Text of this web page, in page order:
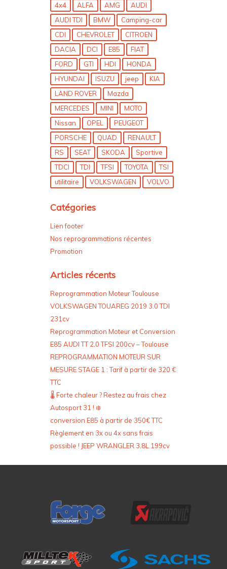
4x4 ALFA AMG
AUDI
AUDI TDI
BMW
Camping-car
CDI
CHEVROLET
CITROEN
DACIA
DCI E85
FIAT
FORD
GTI HDI
HONDA
HYUNDAI
ISUZU jeep
KIA
LAND ROVER
Mazda
MERCEDES
MINI
MOTO
Nissan
OPEL
PEUGEOT
PORSCHE
QUAD
RENAULT
RS
SEAT SKODA
Sportive
TDCI
TDI TFSI TOYOTA
TSI
utilitaire
VOLKSWAGEN VOLVO
Catégories
Lien footer
Nos reprogrammations récentes
Promotion
Articles récents
Reprogrammation Moteur Toulouse
VOLKSWAGEN TOUAREG 2019 3.0 TDI
231cv
Reprogrammation Moteur et Conversion
E85 AUDI TT 2.0 TFSI 200cv – Toulouse
REPROGRAMMATION MOTEUR SUR
MESURE STAGE 1 : Tarif à partir de 320 €
TTC
🌡️ Forte chaleur ? Restez au frais chez
Autosport 31 ! ❄️
conversion E85 à partir de 350€ TTC
Règlement en 3x ou 4x sans frais
possible ! JEEP WRANGLER 3.8L 199cv